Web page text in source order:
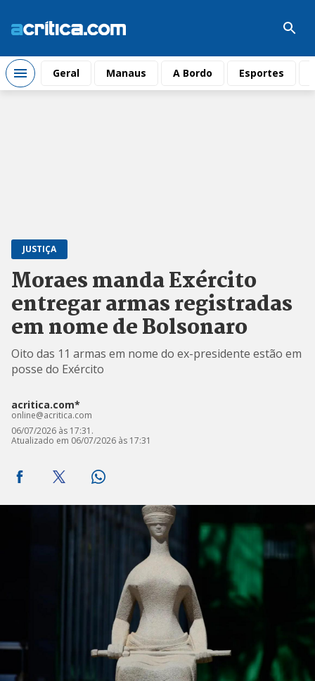
Geral Manaus A Bordo Esportes
JUSTIÇA
Moraes manda Exército
entregar armas registradas
em nome de Bolsonaro
Oito das 11 armas em nome do ex-presidente estão em
posse do Exército
acritica.com*
online@acritica.com
06/07/2026 às 17:31.
Atualizado em 06/07/2026 às 17:31